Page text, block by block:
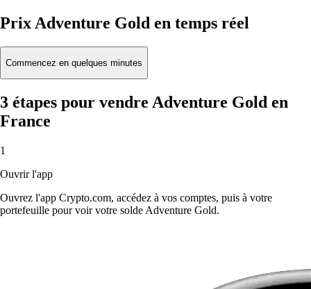
Prix Adventure Gold en temps réel
Commencez en quelques minutes
3 étapes pour vendre Adventure Gold en
France
1
Ouvrir l'app
Ouvrez l'app Crypto.com, accédez à vos comptes, puis à votre
portefeuille pour voir votre solde Adventure Gold.